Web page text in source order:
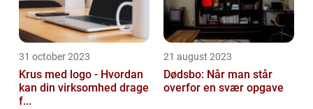
31 october 2023
Krus med logo - Hvordan
kan din virksomhed drage
f...
21 august 2023
Dødsbo: Når man står
overfor en svær opgave